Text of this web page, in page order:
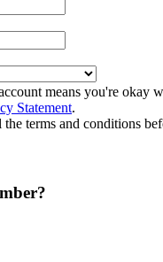
means you're okay
Statement.
the terms and conditions